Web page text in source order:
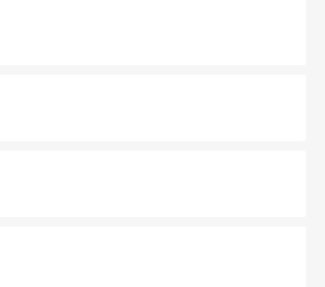
は地元の風情を楽しめる外せないスポット